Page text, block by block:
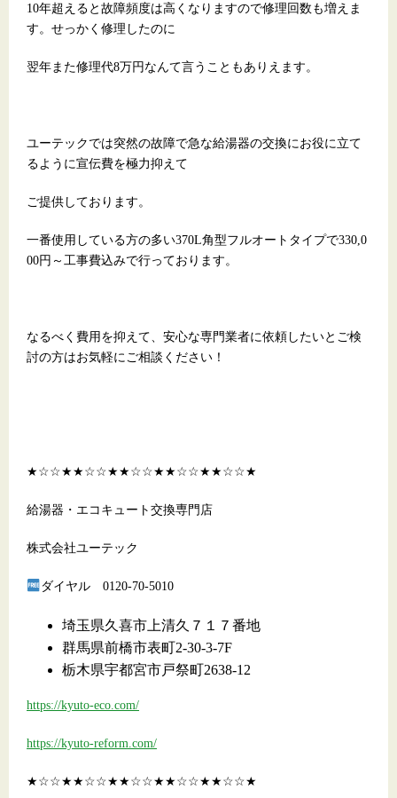
10年超えると故障頻度は高くなりますので修理回数も増えま
す。せっかく修理したのに
翌年また修理代8万円なんて言うこともありえます。
ユーテックでは突然の故障で急な給湯器の交換にお役に立て
るように宣伝費を極力抑えて
ご提供しております。
一番使用している方の多い370L角型フルオートタイプで330,0
00円～工事費込みで行っております。
なるべく費用を抑えて、安心な専門業者に依頼したいとご検
討の方はお気軽にご相談ください！
★☆☆★★☆☆★★☆☆★★☆☆★★☆☆★
給湯器・エコキュート交換専門店
株式会社ユーテック
ダイヤル 0120-70-5010
埼玉県久喜市上清久７１７番地
群馬県前橋市表町2-30-3-7F
栃木県宇都宮市戸祭町2638-12
https://kyuto-eco.com/
https://kyuto-reform.com/
★☆☆★★☆☆★★☆☆★★☆☆★★☆☆★